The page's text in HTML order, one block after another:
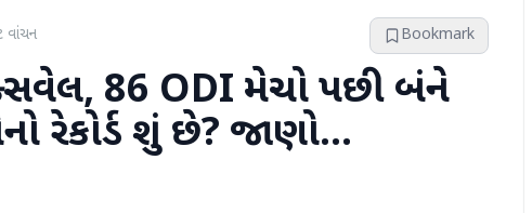
વાંચન Bookmark
86 ODI મેચો પછી બંને
રેકોર્ડ શું છે? જાણો...